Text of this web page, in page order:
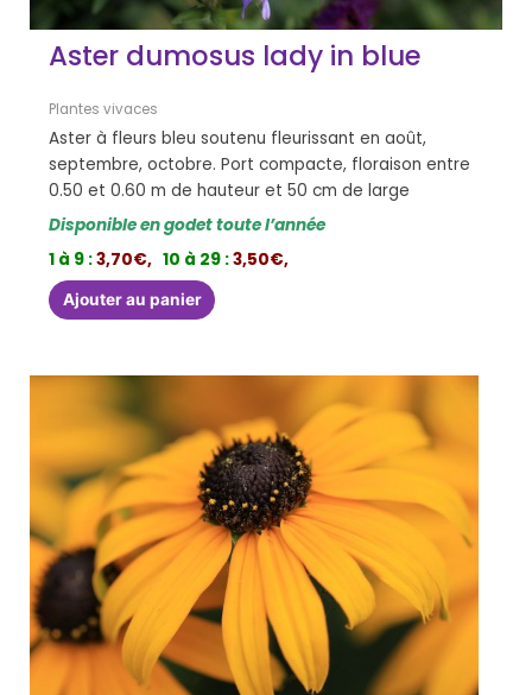
Aster dumosus lady in blue
Plantes vivaces
Aster à fleurs bleu soutenu fleurissant en août,
septembre, octobre. Port compacte, floraison entre
0.50 et 0.60 m de hauteur et 50 cm de large
Disponible en godet toute l’année
1 à 9 :3,70€,10 à 29 :3,50€,
Ajouter au panier